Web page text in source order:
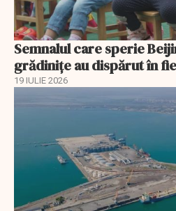
Semnalul care sperie
grădinițe au dispărut în
19 IULIE 2026